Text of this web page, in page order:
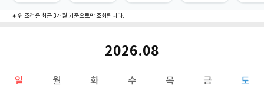
∗ 위 조건은 최근 3개월 기준으로만 조회됩니다.
2026.08
일 월 화 수 목 금 토